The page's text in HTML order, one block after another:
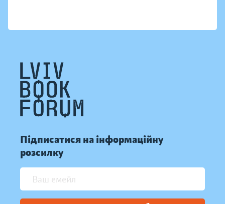
Підписатися на інформаційну
розсилку